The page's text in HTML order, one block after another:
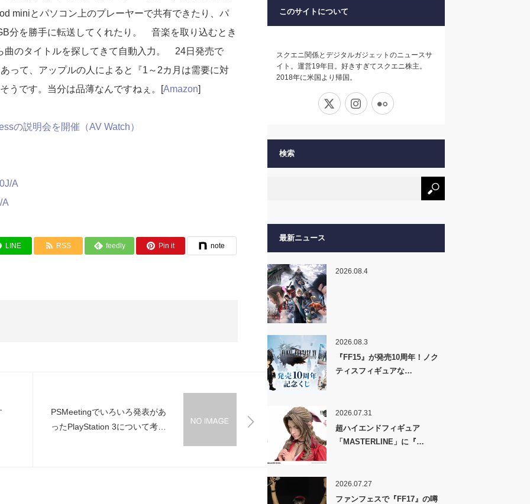
miniとパソコン上のプレーヤーで共有できたり、パ
分を勝手に転送してくれたり。 音楽を取り込むとき
曲のタイトルを探してきて自動入力。 24日発売で
って、アップルの人によると『1～2カ月は需要に対
うです。当分は品薄なんですねぇ。[Amazon]
の説明会を開催（AV Watch）
A
LINE RSS feedly Pin it note
PSMeetingでいろいろ発表があ
ったPlayStation 3について考え
このサイトについて
スクエニ関係とデジタルガジェットのニュースサ
イト。運営19年目。好きすぎてスクエニ株主。
2018年に米国より帰国。
Instagram
検索
最新ニュース
2026.08.4
2026.08.3
『FF15』が発売10周年！ノク
ティスフィギュアな…
2026.07.31
超ハイエンドフィギュア
「MASTERLINE」に『…
2026.07.27
ファンフェスで『FF17』の噂